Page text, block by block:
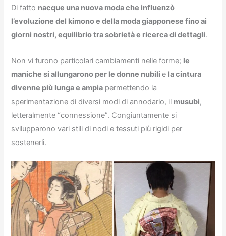
Di fatto nacque una nuova moda che influenzò
l’evoluzione del kimono e della moda giapponese fino ai
giorni nostri, equilibrio tra sobrietà e ricerca di dettagli.
Non vi furono particolari cambiamenti nelle forme; le
maniche si allungarono per le donne nubilie la cintura
divenne più lunga e ampia permettendo la
sperimentazione di diversi modi di annodarlo, il musubi,
letteralmente “connessione”. Congiuntamente si
svilupparono vari stili di nodi e tessuti più rigidi per
sostenerli.